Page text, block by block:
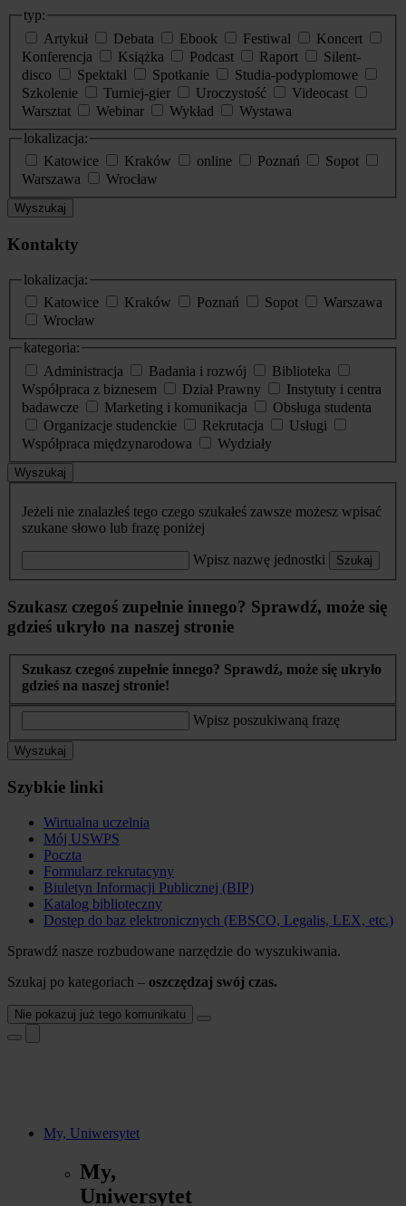
typ:
Artykuł
Debata Ebook Festiwal
Koncert
Konferencja
Książka Podcast Raport
Silent-
disco
Spektakl Spotkanie
Studia-podyplomowe
Szkolenie
Turniej-gier Uroczystość
Videocast
Warsztat
Webinar Wykład
Wystawa
lokalizacja:
Katowice
Kraków online Poznań
Sopot
Warszawa
Wrocław
Wyszukaj
Kontakty
lokalizacja:
Katowice
Kraków Poznań Sopot
Warszawa
Wrocław
kategoria:
Administracja
Badania i rozwój
Biblioteka
Współpraca z biznesem
Dział Prawny
Instytuty i centra
badawcze
Marketing i komunikacja
Obsługa studenta
Organizacje studenckie
Rekrutacja
Usługi
Współpraca międzynarodowa
Wydziały
Wyszukaj
Jeżeli nie znalazłeś tego czego szukałeś zawsze możesz wpisać
szukane słowo lub frazę poniżej
Wpisz nazwę jednostki Szukaj
Szukasz czegoś zupełnie innego? Sprawdź, może się
gdzieś ukryło na naszej stronie
Szukasz czegoś zupełnie innego? Sprawdź, może się ukryło
gdzieś na naszej stronie!
Wpisz poszukiwaną frazę
Wyszukaj
Szybkie linki
Wirtualna uczelnia
Mój USWPS
Poczta
Formularz rekrutacyny
Biuletyn Informacji Publicznej (BIP)
Katalog biblioteczny
Dostęp do baz elektronicznych (EBSCO, Legalis, LEX, etc.)
Sprawdź nasze rozbudowane narzędzie do wyszukiwania.
Szukaj po kategoriach – oszczędzaj swój czas.
Nie pokazuj już tego komunikatu
My, Uniwersytet
My,
Uniwersytet